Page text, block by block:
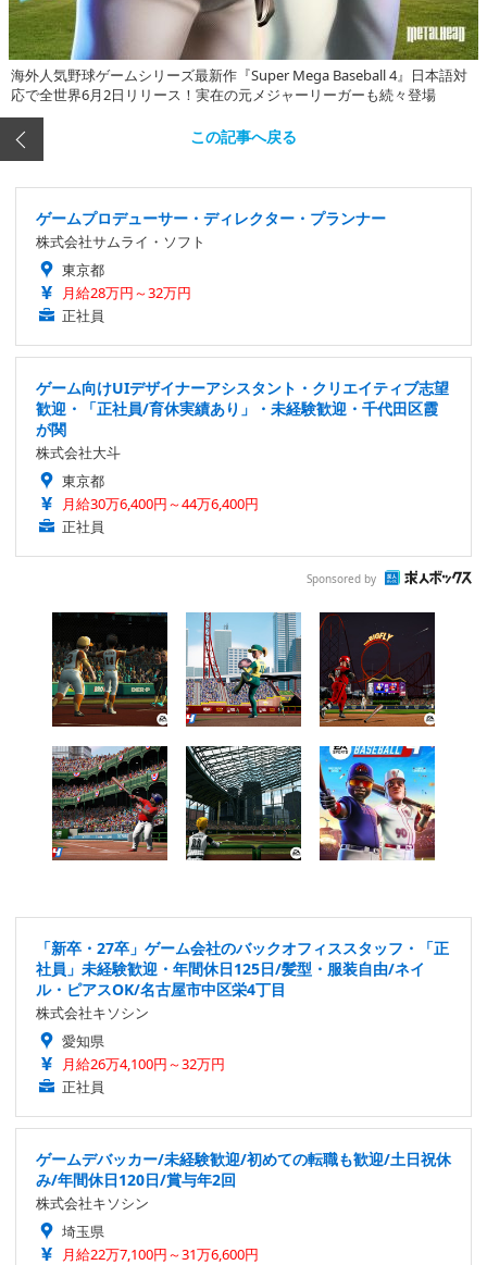
海外人気野球ゲームシリーズ最新作『Super Mega Baseball 4』日本語対
応で全世界6月2日リリース！実在の元メジャーリーガーも続々登場
この記事へ戻る
ゲームプロデューサー・ディレクター・プランナー
株式会社サムライ・ソフト
東京都
月給28万円～32万円
正社員
ゲーム向けUIデザイナーアシスタント・クリエイティブ志望
歓迎・「正社員/育休実績あり」・未経験歓迎・千代田区霞
が関
株式会社大斗
東京都
月給30万6,400円～44万6,400円
正社員
Sponsored by
「新卒・27卒」ゲーム会社のバックオフィススタッフ・「正
社員」未経験歓迎・年間休日125日/髪型・服装自由/ネイ
ル・ピアスOK/名古屋市中区栄4丁目
株式会社キソシン
愛知県
月給26万4,100円～32万円
正社員
ゲームデバッカー/未経験歓迎/初めての転職も歓迎/土日祝休
み/年間休日120日/賞与年2回
株式会社キソシン
埼玉県
月給22万7,100円～31万6,600円